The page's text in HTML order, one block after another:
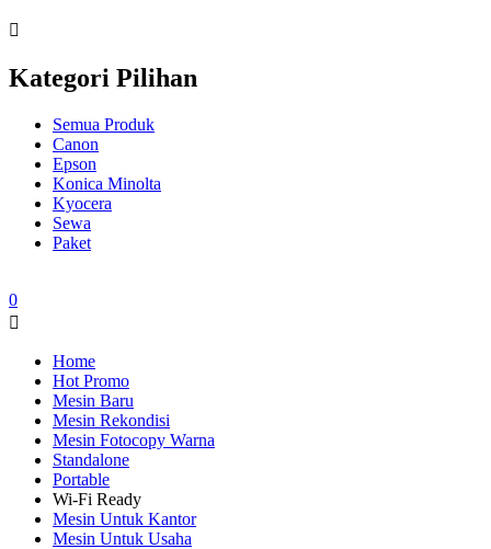
Kategori Pilihan
Semua Produk
Canon
Epson
Konica Minolta
Kyocera
Sewa
Paket
0
Home
Hot Promo
Mesin Baru
Mesin Rekondisi
Mesin Fotocopy Warna
Standalone
Portable
Wi-Fi Ready
Mesin Untuk Kantor
Mesin Untuk Usaha